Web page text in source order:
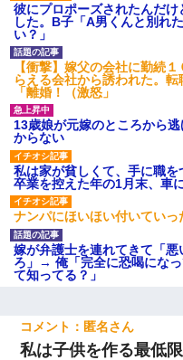
彼にプロポーズされたんだ
した。B子「A男くんと別れ
い？」
【衝撃】嫁父の会社に勤続
らえる会社から誘われた。
「離婚！（激怒」
13歳娘が元嫁のところから
からない
私は家が貧しくて、手に職
卒業を控えた年の1月末、車
ナンパにほいほい付いていっ
嫁が弁護士を連れてきて「
ろ」→ 俺「完全に恐喝にな
て知ってる？」
匿名
私は子供を作る最低